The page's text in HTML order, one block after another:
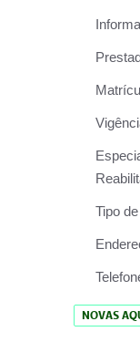
Tipo
NOVAS